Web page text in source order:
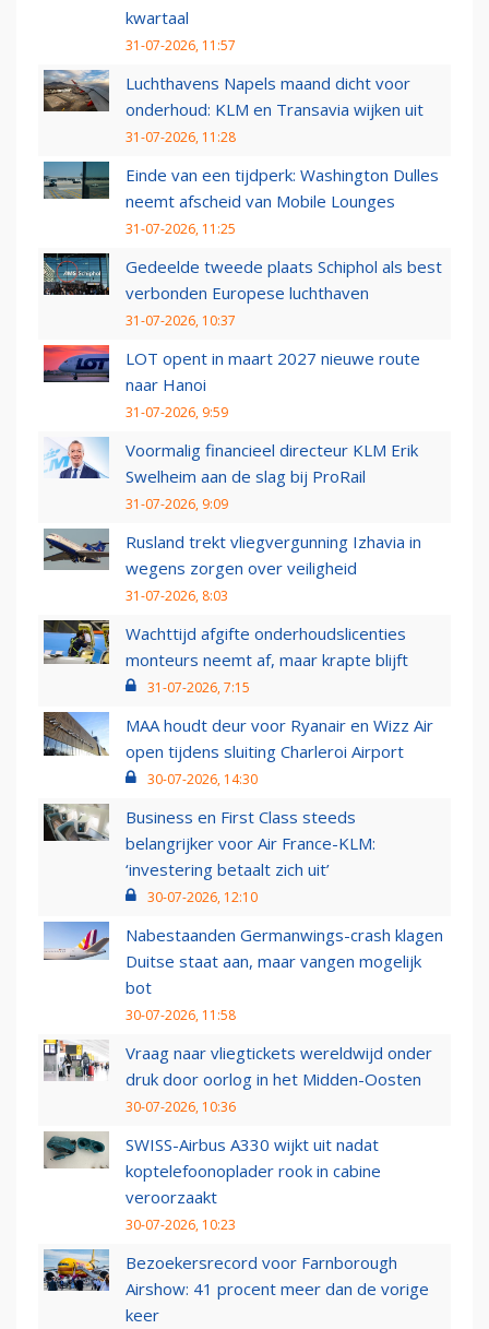
kwartaal
31-07-2026, 11:57
Luchthavens Napels maand dicht voor
onderhoud: KLM en Transavia wijken uit
31-07-2026, 11:28
Einde van een tijdperk: Washington Dulles
neemt afscheid van Mobile Lounges
31-07-2026, 11:25
Gedeelde tweede plaats Schiphol als best
verbonden Europese luchthaven
31-07-2026, 10:37
LOT opent in maart 2027 nieuwe route
naar Hanoi
31-07-2026, 9:59
Voormalig financieel directeur KLM Erik
Swelheim aan de slag bij ProRail
31-07-2026, 9:09
Rusland trekt vliegvergunning Izhavia in
wegens zorgen over veiligheid
31-07-2026, 8:03
Wachttijd afgifte onderhoudslicenties
monteurs neemt af, maar krapte blijft
31-07-2026, 7:15
MAA houdt deur voor Ryanair en Wizz Air
open tijdens sluiting Charleroi Airport
30-07-2026, 14:30
Business en First Class steeds
belangrijker voor Air France-KLM:
‘investering betaalt zich uit’
30-07-2026, 12:10
Nabestaanden Germanwings-crash klagen
Duitse staat aan, maar vangen mogelijk
bot
30-07-2026, 11:58
Vraag naar vliegtickets wereldwijd onder
druk door oorlog in het Midden-Oosten
30-07-2026, 10:36
SWISS-Airbus A330 wijkt uit nadat
koptelefoonoplader rook in cabine
veroorzaakt
30-07-2026, 10:23
Bezoekersrecord voor Farnborough
Airshow: 41 procent meer dan de vorige
keer